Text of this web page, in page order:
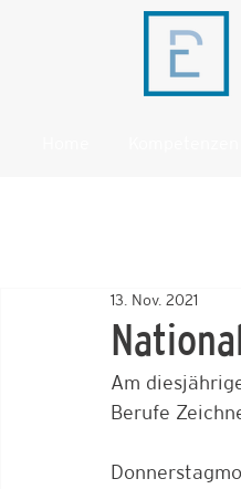
13. Nov. 2021
Am
Berufe